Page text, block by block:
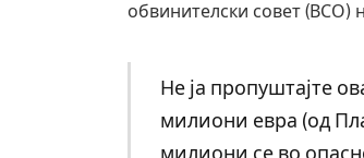
обвинителски совет (ВСО)
Не ја пропуштајте
милиони евра (од
милиони се во
Грција: Горат Парос,